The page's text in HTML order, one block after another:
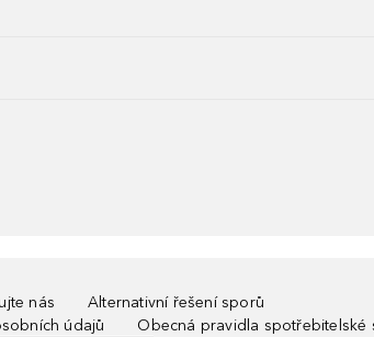
nás
Alternativní řešení sporů
údajů
Obecná pravidla spotřebitelské